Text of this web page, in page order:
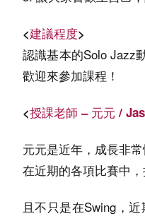
<建議程度>
認識基本的Solo Jazz
歡迎來參加課程！
<授課老師 – 元元 /
元元是近年，成長非
在近期的各項比賽中
且不只是在Swing，